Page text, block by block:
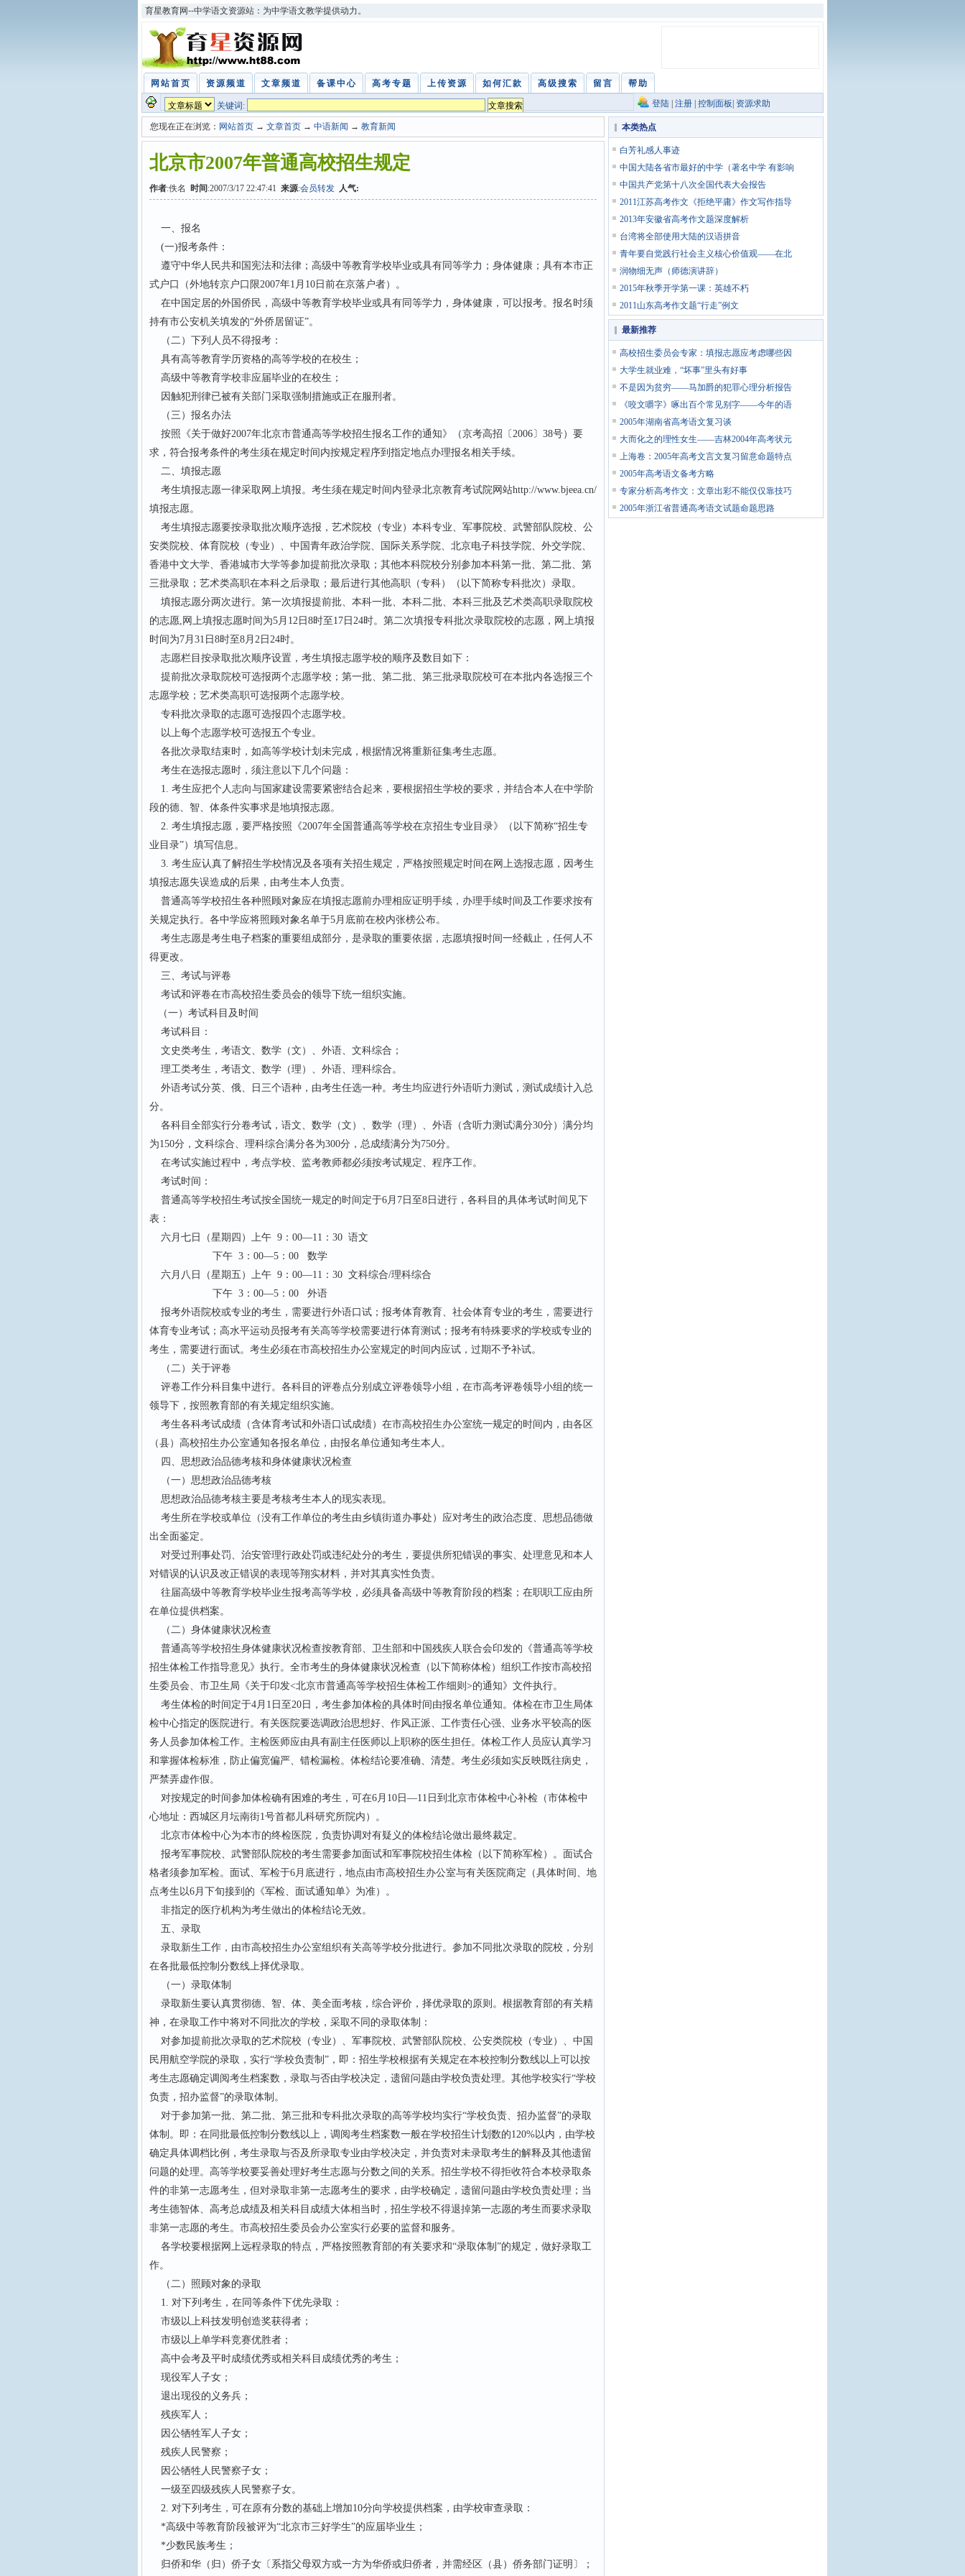
育星教育网--中学语文资源站：为中学语文教学提供动力。
网站首页 资源频道 文章频道 备课中心 高考专题 上传资源 如何汇款 高级搜索 留言 帮助
关键词: 登陆 注册 控制面板 资源求助
您现在正在浏览： 网站首页 → 文章首页 → 中语新闻 → 教育新闻
北京市2007年普通高校招生规定
作者:佚名 时间 :2007/3/17 22:47:41 来源:会员转发 人气:
一、报名
(一)报考条件：
遵守中华人民共和国宪法和法律；高级中等教育学校毕业或具有同等学力；身体健康；具有本市正
式户口（外地转京户口限2007年1月10日前在京落户者）。
在中国定居的外国侨民，高级中等教育学校毕业或具有同等学力，身体健康，可以报考。报名时须
持有市公安机关填发的“外侨居留证”。
（二）下列人员不得报考：
具有高等教育学历资格的高等学校的在校生；
高级中等教育学校非应届毕业的在校生；
因触犯刑律已被有关部门采取强制措施或正在服刑者。
（三）报名办法
按照《关于做好2007年北京市普通高等学校招生报名工作的通知》（京考高招〔2006〕38号）要
求，符合报考条件的考生须在规定时间内按规定程序到指定地点办理报名相关手续。
二、填报志愿
考生填报志愿一律采取网上填报。考生须在规定时间内登录北京教育考试院网站http://www.bjeea.cn/
填报志愿。
考生填报志愿要按录取批次顺序选报，艺术院校（专业）本科专业、军事院校、武警部队院校、公
安类院校、体育院校（专业）、中国青年政治学院、国际关系学院、北京电子科技学院、外交学院、
香港中文大学、香港城市大学等参加提前批次录取；其他本科院校分别参加本科第一批、第二批、第
三批录取；艺术类高职在本科之后录取；最后进行其他高职（专科）（以下简称专科批次）录取。
填报志愿分两次进行。第一次填报提前批、本科一批、本科二批、本科三批及艺术类高职录取院校
的志愿,网上填报志愿时间为5月12日8时至17日24时。第二次填报专科批次录取院校的志愿，网上填报
时间为7月31日8时至8月2日24时。
志愿栏目按录取批次顺序设置，考生填报志愿学校的顺序及数目如下：
提前批次录取院校可选报两个志愿学校；第一批、第二批、第三批录取院校可在本批内各选报三个
志愿学校；艺术类高职可选报两个志愿学校。
专科批次录取的志愿可选报四个志愿学校。
以上每个志愿学校可选报五个专业。
各批次录取结束时，如高等学校计划未完成，根据情况将重新征集考生志愿。
考生在选报志愿时，须注意以下几个问题：
1. 考生应把个人志向与国家建设需要紧密结合起来，要根据招生学校的要求，并结合本人在中学阶
段的德、智、体条件实事求是地填报志愿。
2. 考生填报志愿，要严格按照《2007年全国普通高等学校在京招生专业目录》（以下简称“招生专
业目录”）填写信息。
3. 考生应认真了解招生学校情况及各项有关招生规定，严格按照规定时间在网上选报志愿，因考生
填报志愿失误造成的后果，由考生本人负责。
普通高等学校招生各种照顾对象应在填报志愿前办理相应证明手续，办理手续时间及工作要求按有
关规定执行。各中学应将照顾对象名单于5月底前在校内张榜公布。
考生志愿是考生电子档案的重要组成部分，是录取的重要依据，志愿填报时间一经截止，任何人不
得更改。
三、考试与评卷
考试和评卷在市高校招生委员会的领导下统一组织实施。
（一）考试科目及时间
考试科目：
文史类考生，考语文、数学（文）、外语、文科综合；
理工类考生，考语文、数学（理）、外语、理科综合。
外语考试分英、俄、日三个语种，由考生任选一种。考生均应进行外语听力测试，测试成绩计入总
分。
各科目全部实行分卷考试，语文、数学（文）、数学（理）、外语（含听力测试满分30分）满分均
为150分，文科综合、理科综合满分各为300分，总成绩满分为750分。
在考试实施过程中，考点学校、监考教师都必须按考试规定、程序工作。
考试时间：
普通高等学校招生考试按全国统一规定的时间定于6月7日至8日进行，各科目的具体考试时间见下
表：
六月七日（星期四）上午 9：00—11：30 语文
下午 3：00—5：00 数学
六月八日（星期五）上午 9：00—11：30 文科综合/理科综合
下午 3：00—5：00 外语
报考外语院校或专业的考生，需要进行外语口试；报考体育教育、社会体育专业的考生，需要进行
体育专业考试；高水平运动员报考有关高等学校需要进行体育测试；报考有特殊要求的学校或专业的
考生，需要进行面试。考生必须在市高校招生办公室规定的时间内应试，过期不予补试。
（二）关于评卷
评卷工作分科目集中进行。各科目的评卷点分别成立评卷领导小组，在市高考评卷领导小组的统一
领导下，按照教育部的有关规定组织实施。
考生各科考试成绩（含体育考试和外语口试成绩）在市高校招生办公室统一规定的时间内，由各区
（县）高校招生办公室通知各报名单位，由报名单位通知考生本人。
四、思想政治品德考核和身体健康状况检查
（一）思想政治品德考核
思想政治品德考核主要是考核考生本人的现实表现。
考生所在学校或单位（没有工作单位的考生由乡镇街道办事处）应对考生的政治态度、思想品德做
出全面鉴定。
对受过刑事处罚、治安管理行政处罚或违纪处分的考生，要提供所犯错误的事实、处理意见和本人
对错误的认识及改正错误的表现等翔实材料，并对其真实性负责。
往届高级中等教育学校毕业生报考高等学校，必须具备高级中等教育阶段的档案；在职职工应由所
在单位提供档案。
（二）身体健康状况检查
普通高等学校招生身体健康状况检查按教育部、卫生部和中国残疾人联合会印发的《普通高等学校
招生体检工作指导意见》执行。全市考生的身体健康状况检查（以下简称体检）组织工作按市高校招
生委员会、市卫生局《关于印发<北京市普通高等学校招生体检工作细则>的通知》文件执行。
考生体检的时间定于4月1日至20日，考生参加体检的具体时间由报名单位通知。体检在市卫生局体
检中心指定的医院进行。有关医院要选调政治思想好、作风正派、工作责任心强、业务水平较高的医
务人员参加体检工作。主检医师应由具有副主任医师以上职称的医生担任。体检工作人员应认真学习
和掌握体检标准，防止偏宽偏严、错检漏检。体检结论要准确、清楚。考生必须如实反映既往病史，
严禁弄虚作假。
对按规定的时间参加体检确有困难的考生，可在6月10日—11日到北京市体检中心补检（市体检中
心地址：西城区月坛南街1号首都儿科研究所院内）。
北京市体检中心为本市的终检医院，负责协调对有疑义的体检结论做出最终裁定。
报考军事院校、武警部队院校的考生需要参加面试和军事院校招生体检（以下简称军检）。面试合
格者须参加军检。面试、军检于6月底进行，地点由市高校招生办公室与有关医院商定（具体时间、地
点考生以6月下旬接到的《军检、面试通知单》为准）。
非指定的医疗机构为考生做出的体检结论无效。
五、录取
录取新生工作，由市高校招生办公室组织有关高等学校分批进行。参加不同批次录取的院校，分别
在各批最低控制分数线上择优录取。
（一）录取体制
录取新生要认真贯彻德、智、体、美全面考核，综合评价，择优录取的原则。根据教育部的有关精
神，在录取工作中将对不同批次的学校，采取不同的录取体制：
对参加提前批次录取的艺术院校（专业）、军事院校、武警部队院校、公安类院校（专业）、中国
民用航空学院的录取，实行“学校负责制”，即：招生学校根据有关规定在本校控制分数线以上可以按
考生志愿确定调阅考生档案数，录取与否由学校决定，遗留问题由学校负责处理。其他学校实行“学校
负责，招办监督”的录取体制。
对于参加第一批、第二批、第三批和专科批次录取的高等学校均实行“学校负责、招办监督”的录取
体制。即：在同批最低控制分数线以上，调阅考生档案数一般在学校招生计划数的120%以内，由学校
确定具体调档比例，考生录取与否及所录取专业由学校决定，并负责对未录取考生的解释及其他遗留
问题的处理。高等学校要妥善处理好考生志愿与分数之间的关系。招生学校不得拒收符合本校录取条
件的非第一志愿考生，但对录取非第一志愿考生的要求，由学校确定，遗留问题由学校负责处理；当
考生德智体、高考总成绩及相关科目成绩大体相当时，招生学校不得退掉第一志愿的考生而要求录取
非第一志愿的考生。市高校招生委员会办公室实行必要的监督和服务。
各学校要根据网上远程录取的特点，严格按照教育部的有关要求和“录取体制”的规定，做好录取工
作。
（二）照顾对象的录取
1. 对下列考生，在同等条件下优先录取：
市级以上科技发明创造奖获得者；
市级以上单学科竞赛优胜者；
高中会考及平时成绩优秀或相关科目成绩优秀的考生；
现役军人子女；
退出现役的义务兵；
残疾军人；
因公牺牲军人子女；
残疾人民警察；
因公牺牲人民警察子女；
一级至四级残疾人民警察子女。
2. 对下列考生，可在原有分数的基础上增加10分向学校提供档案，由学校审查录取：
*高级中等教育阶段被评为“北京市三好学生”的应届毕业生；
*少数民族考生；
归侨和华（归）侨子女〔系指父母双方或一方为华侨或归侨者，并需经区（县）侨务部门证明〕；
本类热点
白芳礼感人事迹
中国大陆各省市最好的中学（著名中学 有影响
中国共产党第十八次全国代表大会报告
2011江苏高考作文《拒绝平庸》作文写作指导
2013年安徽省高考作文题深度解析
台湾将全部使用大陆的汉语拼音
青年要自觉践行社会主义核心价值观——在北
润物细无声（师德演讲辞）
2015年秋季开学第一课：英雄不朽
2011山东高考作文题“行走”例文
最新推荐
高校招生委员会专家：填报志愿应考虑哪些因
大学生就业难，“坏事”里头有好事
不是因为贫穷——马加爵的犯罪心理分析报告
《咬文嚼字》啄出百个常见别字——今年的语
2005年湖南省高考语文复习谈
大而化之的理性女生——吉林2004年高考状元
上海卷：2005年高考文言文复习留意命题特点
2005年高考语文备考方略
专家分析高考作文：文章出彩不能仅仅靠技巧
2005年浙江省普通高考语文试题命题思路